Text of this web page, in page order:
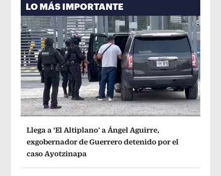
LO MÁS IMPORTANTE
Llega a ‘El Altiplano’ a Ángel Aguirre,
exgobernador de Guerrero detenido por el
caso Ayotzinapa